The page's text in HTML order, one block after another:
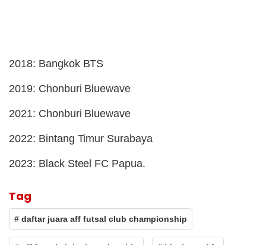
2018: Bangkok BTS
2019: Chonburi Bluewave
2021: Chonburi Bluewave
2022: Bintang Timur Surabaya
2023: Black Steel FC Papua.
Tag
# daftar juara aff futsal club championship